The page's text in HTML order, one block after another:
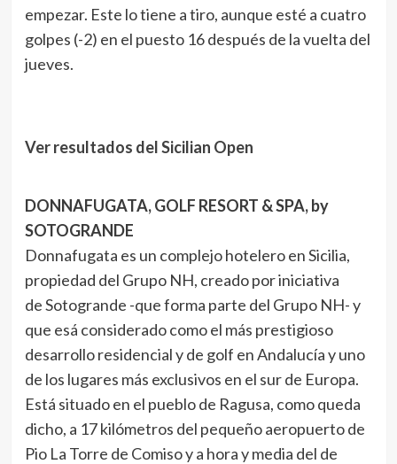
empezar. Este lo tiene a tiro, aunque esté a cuatro
golpes (-2) en el puesto 16 después de la vuelta del
jueves.
Ver resultados del Sicilian Open
DONNAFUGATA, GOLF RESORT & SPA, by
SOTOGRANDE
Donnafugata es un complejo hotelero en Sicilia,
propiedad del Grupo NH, creado por iniciativa
de Sotogrande -que forma parte del Grupo NH- y
que esá considerado como el más prestigioso
desarrollo residencial y de golf en Andalucía y uno
de los lugares más exclusivos en el sur de Europa.
Está situado en el pueblo de Ragusa, como queda
dicho, a 17 kilómetros del pequeño aeropuerto de
Pio La Torre de Comiso y a hora y media del de